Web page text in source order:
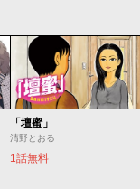
「壇蜜」
清野とおる
1話無料